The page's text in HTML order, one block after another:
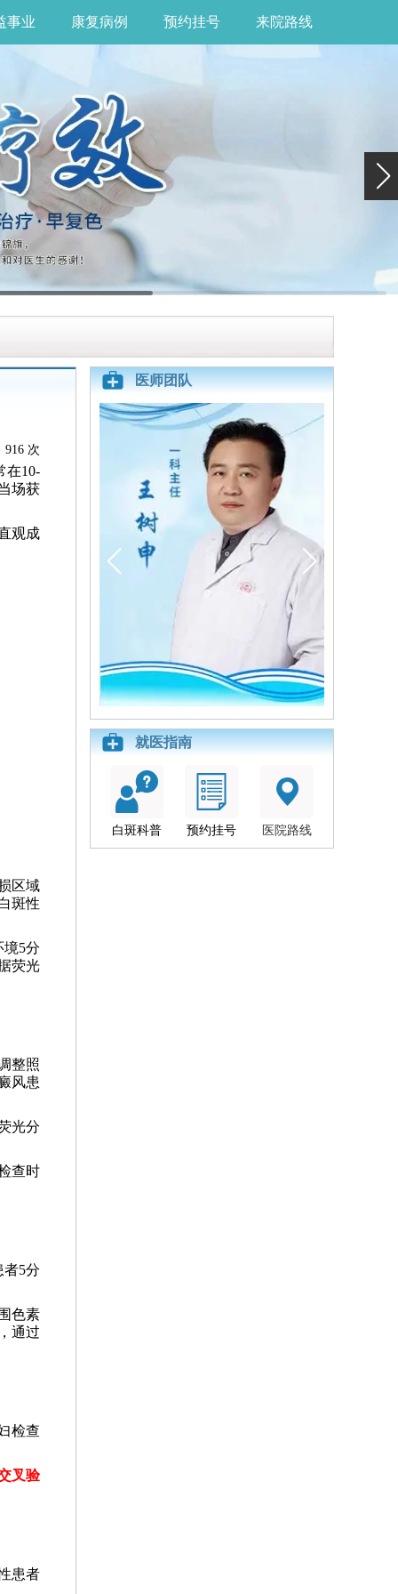
事业 康复病例 预约挂号 来院路线
916 次
在10-
场获
观成
区域
斑性
5分
荧光
整照
风患
光分
查时
5分
色素
通过
检查
叉验
患者
医师团队
就医指南
白斑科普 预约挂号 医院路线